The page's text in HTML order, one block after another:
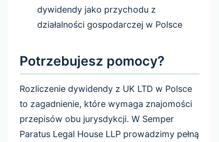
dywidendy jako przychodu z
działalności gospodarczej w Polsce
Potrzebujesz pomocy?
Rozliczenie dywidendy z UK LTD w Polsce
to zagadnienie, które wymaga znajomości
przepisów obu jurysdykcji. W Semper
Paratus Legal House LLP prowadzimy pełną